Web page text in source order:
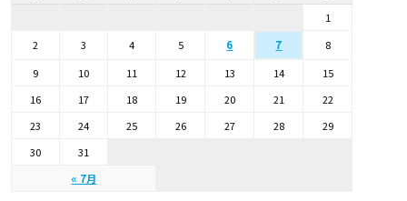
« 7月
1
2
3 4 5 6 7
8
9
10 11 12 13 14
15
16
17 18 19 20 21
22
23
24 25 26 27 28
29
30
31